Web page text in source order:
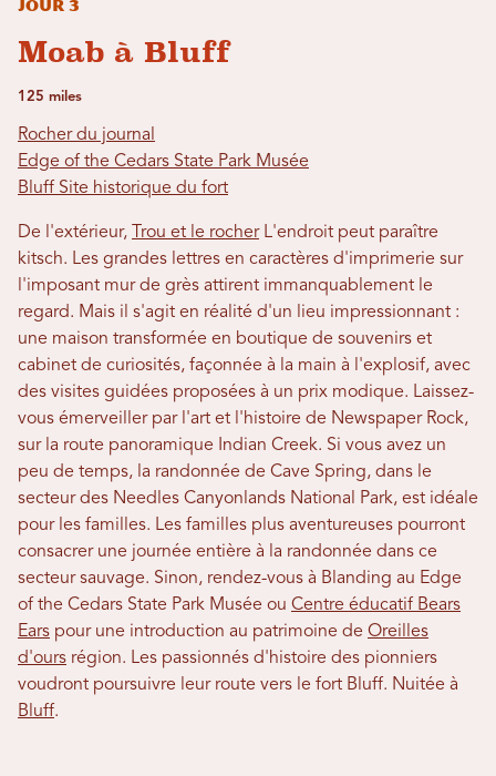
Jour 3
Moab à Bluff
125 miles
Rocher du journal
Edge of the Cedars State Park Musée
Bluff Site historique du fort
De l'extérieur, Trou et le rocherL'endroit peut paraître
kitsch. Les grandes lettres en caractères d'imprimerie sur
l'imposant mur de grès attirent immanquablement le
regard. Mais il s'agit en réalité d'un lieu impressionnant :
une maison transformée en boutique de souvenirs et
cabinet de curiosités, façonnée à la main à l'explosif, avec
des visites guidées proposées à un prix modique. Laissez-
vous émerveiller par l'art et l'histoire de Newspaper Rock,
sur la route panoramique Indian Creek. Si vous avez un
peu de temps, la randonnée de Cave Spring, dans le
secteur des Needles Canyonlands National Park, est idéale
pour les familles. Les familles plus aventureuses pourront
consacrer une journée entière à la randonnée dans ce
secteur sauvage. Sinon, rendez-vous à Blanding au Edge
of the Cedars State Park Musée ou Centre éducatif Bears
Ears pour une introduction au patrimoine de Oreilles
d'ours région. Les passionnés d'histoire des pionniers
voudront poursuivre leur route vers le fort Bluff. Nuitée à
Bluff.